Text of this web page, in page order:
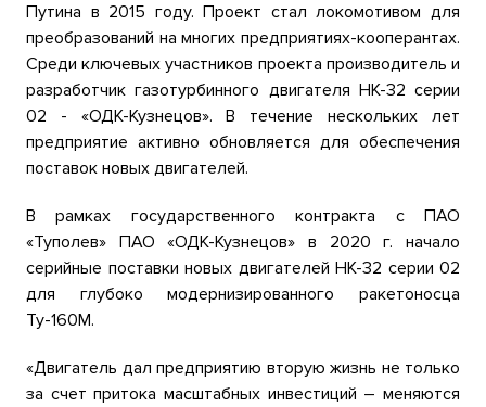
Путина в 2015 году. Проект стал локомотивом для
преобразований на многих предприятиях-кооперантах.
Среди ключевых участников проекта производитель и
разработчик газотурбинного двигателя НК-32 серии
02 - «ОДК-Кузнецов». В течение нескольких лет
предприятие активно обновляется для обеспечения
поставок новых двигателей.
В рамках государственного контракта с ПАО
«Туполев» ПАО «ОДК-Кузнецов» в 2020 г. начало
серийные поставки новых двигателей НК-32 серии 02
для глубоко модернизированного ракетоносца
Ту-160М.
«Двигатель дал предприятию вторую жизнь не только
за счет притока масштабных инвестиций – меняются